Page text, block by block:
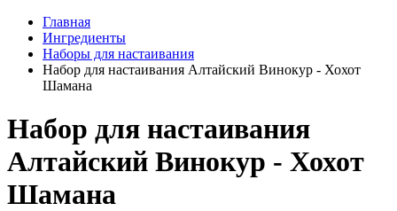
Главная
Ингредиенты
Наборы для настаивания
Набор для настаивания Алтайский Винокур - Хохот
Шамана
Набор для настаивания
Алтайский Винокур - Хохот
Шамана